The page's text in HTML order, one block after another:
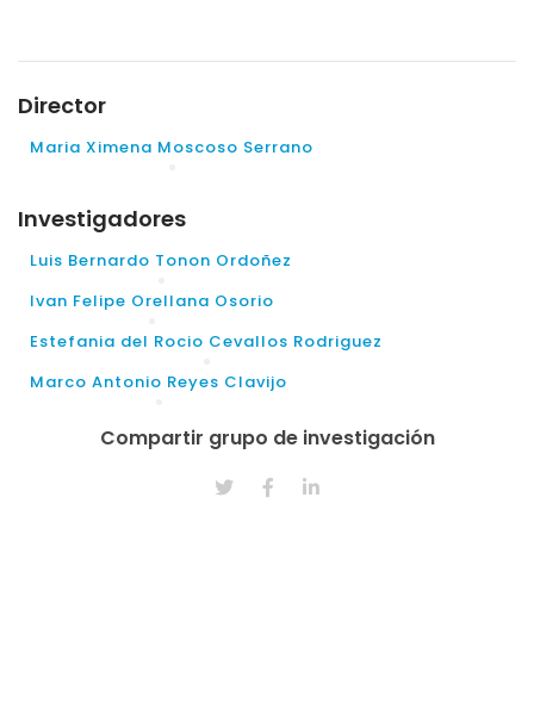
Director
Maria Ximena Moscoso Serrano
Investigadores
Luis Bernardo Tonon Ordoñez
Ivan Felipe Orellana Osorio
Estefania del Rocio Cevallos Rodriguez
Marco Antonio Reyes Clavijo
Compartir grupo de investigación